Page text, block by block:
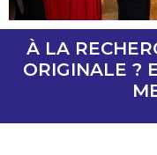
À LA
ORIGINALE ?